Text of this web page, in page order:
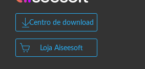
Centro de download
Loja Aiseesoft